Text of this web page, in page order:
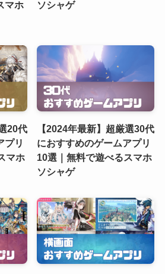
マホ
ソシャゲ
20代
プリ
マホ
【2024年最新】超厳選30代
におすすめのゲームアプリ
10選｜無料で遊べるスマホ
ソシャゲ